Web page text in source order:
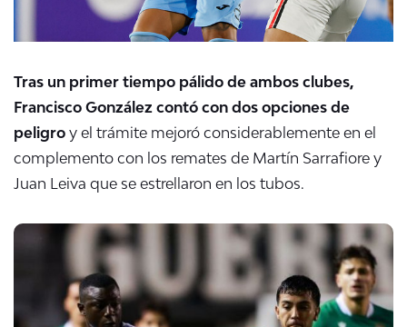
Tras un primer tiempo pálido de ambos clubes,
Francisco González contó con dos opciones de
peligro y el trámite mejoró considerablemente en el
complemento con los remates de Martín Sarrafiore y
Juan Leiva que se estrellaron en los tubos.